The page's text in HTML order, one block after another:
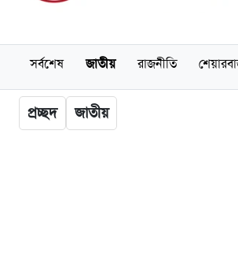
সর্বশেষ জাতীয় রাজনীতি
প্রচ্ছদ জাতীয়